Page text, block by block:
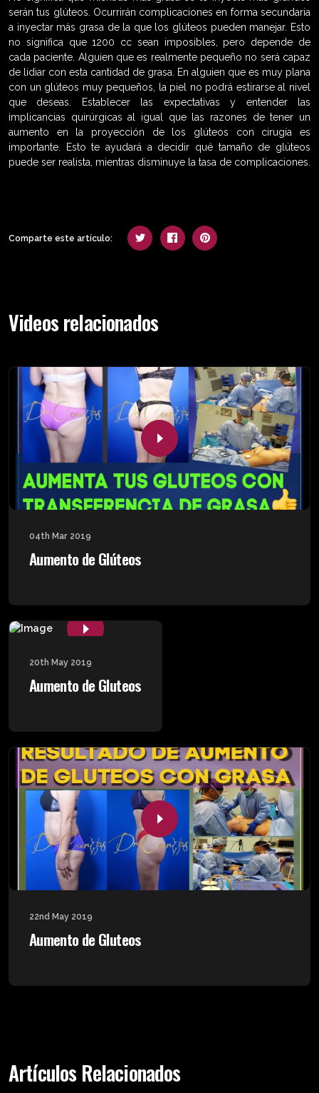
serán tus glúteos. Ocurrirán complicaciones en forma secundaria
a inyectar más grasa de la que los glúteos pueden manejar. Esto
no significa que 1200 cc sean imposibles, pero depende de
cada paciente. Alguien que es realmente pequeño no será capaz
de lidiar con esta cantidad de grasa. En alguien que es muy plana
con un glúteos muy pequeños, la piel no podrá estirarse al nivel
que deseas. Establecer las expectativas y entender las
implicancias quirúrgicas al igual que las razones de tener un
aumento en la proyección de los glúteos con cirugía es
importante. Esto te ayudará a decidir qué tamaño de glúteos
puede ser realista, mientras disminuye la tasa de complicaciones.
Comparte este artículo:
Videos relacionados
04th Mar 2019
Aumento de Glúteos
20th May 2019
Aumento de Gluteos
22nd May 2019
Aumento de Gluteos
Artículos Relacionados